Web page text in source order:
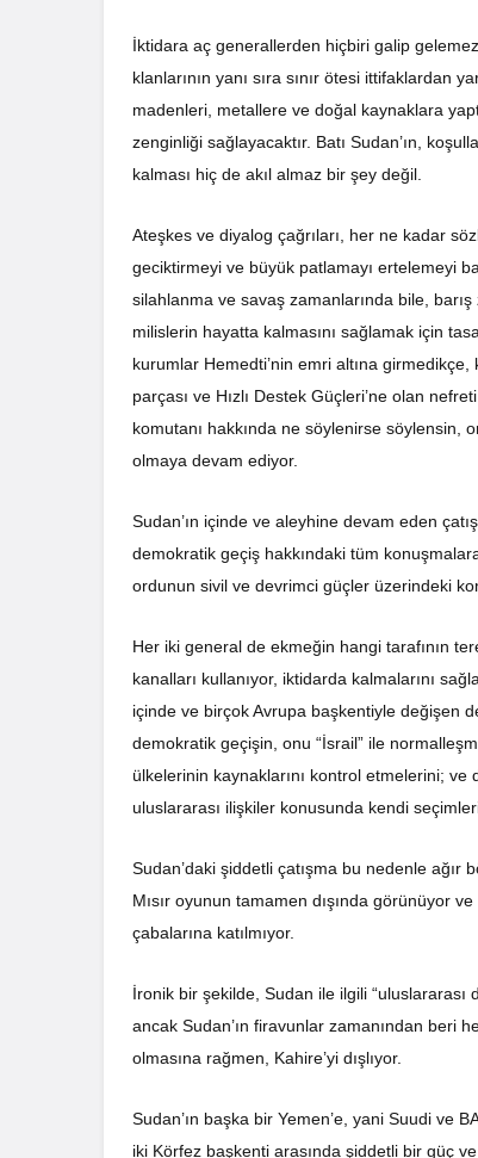
İktidara aç generallerden hiçbiri galip
klanlarının yanı sıra sınır ötesi ittifaklardan
madenleri, metallere ve doğal kaynaklara
zenginliği sağlayacaktır. Batı Sudan’ın,
kalması hiç de akıl almaz bir şey değil.
Ateşkes ve diyalog çağrıları, her ne kadar
geciktirmeyi ve büyük patlamayı ertelemeyi
silahlanma ve savaş zamanlarında bile, barış
milislerin hayatta kalmasını sağlamak için
kurumlar Hemedti’nin emri altına
parçası ve Hızlı Destek Güçleri’ne olan
komutanı hakkında ne söylenirse söylensin,
olmaya devam ediyor.
Sudan’ın içinde ve aleyhine devam eden
demokratik geçiş hakkındaki tüm
ordunun sivil ve devrimci güçler üzerindeki
Her iki general de ekmeğin hangi tarafının
kanalları kullanıyor, iktidarda kalmalarını
içinde ve birçok Avrupa başkentiyle değişen
demokratik geçişin, onu “İsrail” ile
ülkelerinin kaynaklarını kontrol etmelerini;
uluslararası ilişkiler konusunda kendi
Sudan’daki şiddetli çatışma bu nedenle ağır
Mısır oyunun tamamen dışında görünüyor
çabalarına katılmıyor.
İronik bir şekilde, Sudan ile ilgili
ancak Sudan’ın firavunlar zamanından beri
olmasına rağmen, Kahire’yi dışlıyor.
Sudan’ın başka bir Yemen’e, yani Suudi ve
iki Körfez başkenti arasında şiddetli bir güç